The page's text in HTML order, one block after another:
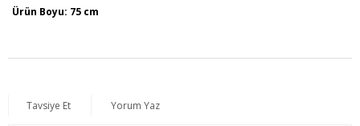
Ürün Boyu: 75 cm
Tavsiye Et Yorum Yaz